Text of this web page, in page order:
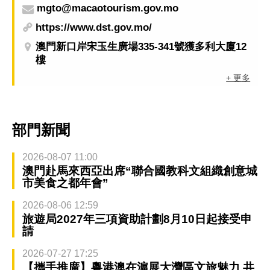
mgto@macaotourism.gov.mo
https://www.dst.gov.mo/
澳門新口岸宋玉生廣場335-341號獲多利大廈12
樓
+ 更多
部門新聞
2026-08-07 11:00
澳門赴馬來西亞出席“聯合國教科文組織創意城
市美食之都年會”
2026-08-06 12:59
旅遊局2027年三項資助計劃8月10日起接受申
請
2026-07-27 17:25
【攜手推廣】粵港澳在滬展大灣區文旅魅力 共